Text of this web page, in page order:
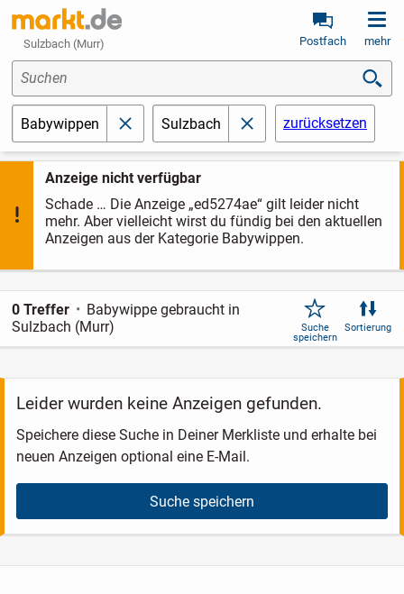
Sulzbach (Murr) Postfach mehr
Anzeige nicht verfügbar
Schade … Die Anzeige „ed5274ae“ gilt leider nicht
mehr. Aber vielleicht wirst du fündig bei den aktuellen
Anzeigen aus der Kategorie Babywippen.
Suchen
Babywippen schließenSulzbach schließenzurücksetzen
0 Treffer
Babywippe gebraucht in
Sulzbach (Murr)
Suche
speichern
Sortierung
Leider wurden keine Anzeigen gefunden.
Speichere diese Suche in Deiner Merkliste und erhalte bei
neuen Anzeigen optional eine E-Mail.
Suche speichern